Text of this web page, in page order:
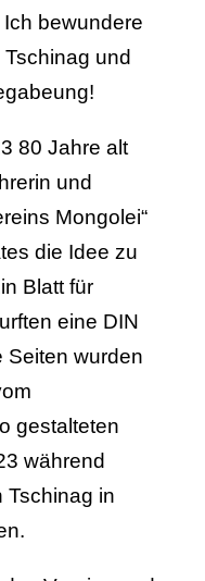
bewundere
und
80 Jahre alt
und
Mongolei“
die Idee zu
Blatt für
eine DIN
Seiten wurden
gestalteten
während
Tschinag in